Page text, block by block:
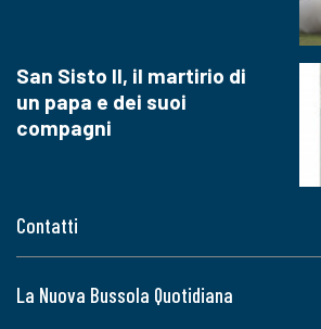
Contatti
La Nuova Bussola Quotidiana
San Sisto II, il martirio di
un papa e dei suoi
compagni